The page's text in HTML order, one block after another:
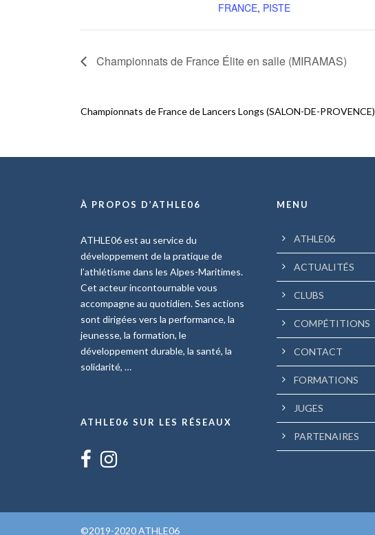
FRANCE, PISTE
Championnats de France Élite en salle (MIRAMAS)
Championnats de France de Lancers Longs (SALON-DE-PROVENCE)
À PROPOS D’ATHLE06
ATHLE06 est au service du
développement de la pratique de
l’athlétisme dans les Alpes-Maritimes.
Cet acteur incontournable vous
accompagne au quotidien. Ses actions
sont dirigées vers la performance, la
jeunesse, la formation, le
développement durable, la santé, la
solidarité, …
ATHLE06 SUR LES RÉSEAUX
MENU
ATHLE06
ACTUALITÉS
CLUBS
COMPÉTITIONS
CONTACT
FORMATIONS
JUGES
PARTENAIRES
©2019-2020 ATHLE06